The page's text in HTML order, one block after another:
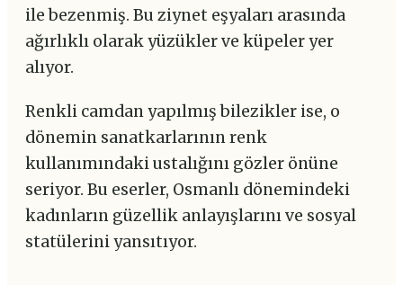
ile bezenmiş. Bu ziynet eşyaları arasında
ağırlıklı olarak yüzükler ve küpeler yer
alıyor.
Renkli camdan yapılmış bilezikler ise, o
dönemin sanatkarlarının renk
kullanımındaki ustalığını gözler önüne
seriyor. Bu eserler, Osmanlı dönemindeki
kadınların güzellik anlayışlarını ve sosyal
statülerini yansıtıyor.